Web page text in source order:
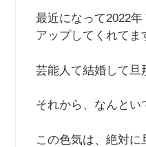
最近になって2022
アップしてくれてま
芸能人て結婚して
それから、なんと
この色気は、絶対